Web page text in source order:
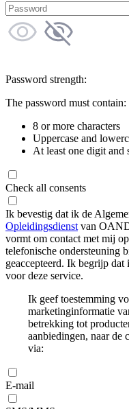
Password strength:
The password must contain:
8 or more characters
Uppercase and
At least one digit and
Check all consents
Ik bevestig dat ik de
Opleidingsdienst van
vormt om contact met mij
telefonische ondersteuning
geaccepteerd. Ik begrijp
voor deze service.
Ik geef toestemming
marketinginformatie
betrekking tot
aanbiedingen, naar de
via:
E-mail